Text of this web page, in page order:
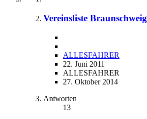
Vereinsliste Braunschweig
ALLESFAHRER
22. Juni 2011
ALLESFAHRER
27. Oktober 2014
Antworten
13